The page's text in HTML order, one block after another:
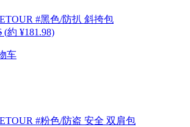
#黑色/防扒 斜挎包
(約 ¥181.98)
车
#粉色/防盗 安全 双肩包